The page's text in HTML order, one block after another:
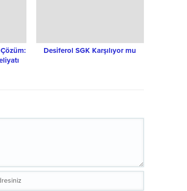
Desiferol SGK Karşılıyor mu